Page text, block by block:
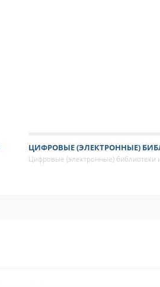
ЦИФРОВЫЕ (ЭЛЕКТРОННЫЕ)
Цифровые (электронные) библиотеки